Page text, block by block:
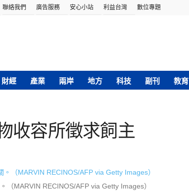
聯絡我們 廣告服務 安心小站 利益台灣 數位專題
財經 產業 兩岸 地方 科技 副刊 教育
收容所徵求飼主
（MARVIN RECINOS/AFP via Getty Images）